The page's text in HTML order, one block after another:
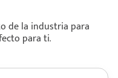
de la industria para
para ti.